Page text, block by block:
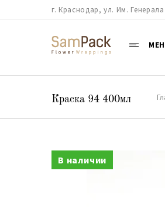
г. Краснодар, ул. Им.
Краска 94 400мл
В наличии